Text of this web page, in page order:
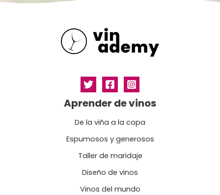
Aprender de vinos
De la viña a la copa
Espumosos y generosos
Taller de maridaje
Diseño de vinos
Vinos del mundo